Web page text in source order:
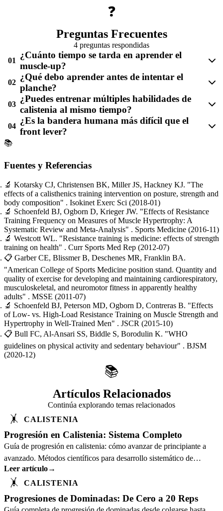
❓
Preguntas Frecuentes
4 preguntas respondidas
01
¿Cuánto tiempo se tarda en aprender el
muscle-up?
02
¿Qué debo aprender antes de intentar el
planche?
03
¿Puedes entrenar múltiples habilidades de
calistenia al mismo tiempo?
04
¿Es la bandera humana más difícil que el
front lever?
📚
Fuentes y Referencias
🔬 Kotarsky CJ, Christensen BK, Miller JS, Hackney KJ. "The
effects of a calisthenics training intervention on posture, strength and
body composition" . Isokinet Exerc Sci (2018-01)
🔬 Schoenfeld BJ, Ogborn D, Krieger JW. "Effects of Resistance
Training Frequency on Measures of Muscle Hypertrophy: A
Systematic Review and Meta-Analysis" . Sports Medicine (2016-11)
🔬 Westcott WL. "Resistance training is medicine: effects of strength
training on health" . Curr Sports Med Rep (2012-07)
📋 Garber CE, Blissmer B, Deschenes MR, Franklin BA.
"American College of Sports Medicine position stand. Quantity and
quality of exercise for developing and maintaining cardiorespiratory,
musculoskeletal, and neuromotor fitness in apparently healthy
adults" . MSSE (2011-07)
🔬 Schoenfeld BJ, Peterson MD, Ogborn D, Contreras B. "Effects
of Low- vs. High-Load Resistance Training on Muscle Strength and
Hypertrophy in Well-Trained Men" . JSCR (2015-10)
📋 Bull FC, Al-Ansari SS, Biddle S, Borodulin K. "WHO
guidelines on physical activity and sedentary behaviour" . BJSM
(2020-12)
📚
Artículos Relacionados
Continúa explorando temas relacionados
🤸 CALISTENIA
Progresión en Calistenia: Sistema Completo
Guía de progresión en calistenia: cómo avanzar de principiante a
avanzado. Métodos científicos para desarrollo sistemático de
ejercicios con peso corporal.
Leer artículo→
🤸 CALISTENIA
Progresiones de Dominadas: De Cero a 20 Reps